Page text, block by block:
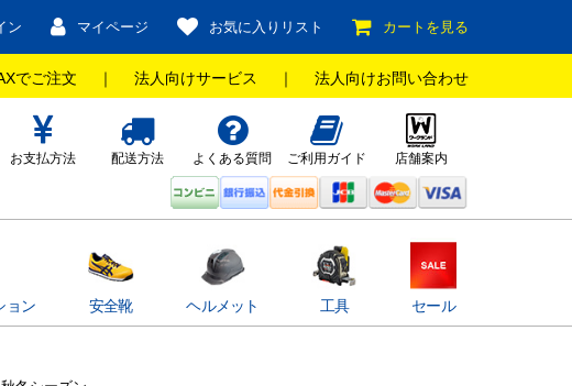
ン マイページ お気に入りリスト カートを見る
でご注文 ｜ 法人向けサービス ｜ 法人向けお問い合わせ
お支払方法 配送方法 よくある質問 ご利用ガイド 店舗案内
ョン 安全靴 ヘルメット 工具 セール